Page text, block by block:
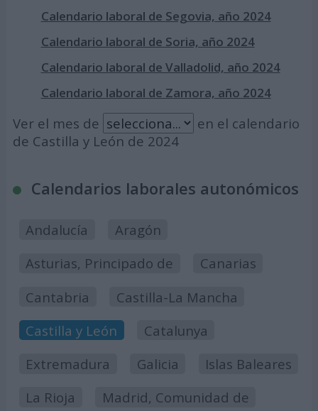
Calendario laboral de Segovia, año 2024
Calendario laboral de Soria, año 2024
Calendario laboral de Valladolid, año 2024
Calendario laboral de Zamora, año 2024
Ver el mes de
en el calendario
de Castilla y León de 2024
Calendarios laborales autonómicos
Andalucía
Aragón
Asturias, Principado de
Canarias
Cantabria
Castilla-La Mancha
Castilla y León
Catalunya
Extremadura
Galicia
Islas Baleares
La Rioja
Madrid, Comunidad de